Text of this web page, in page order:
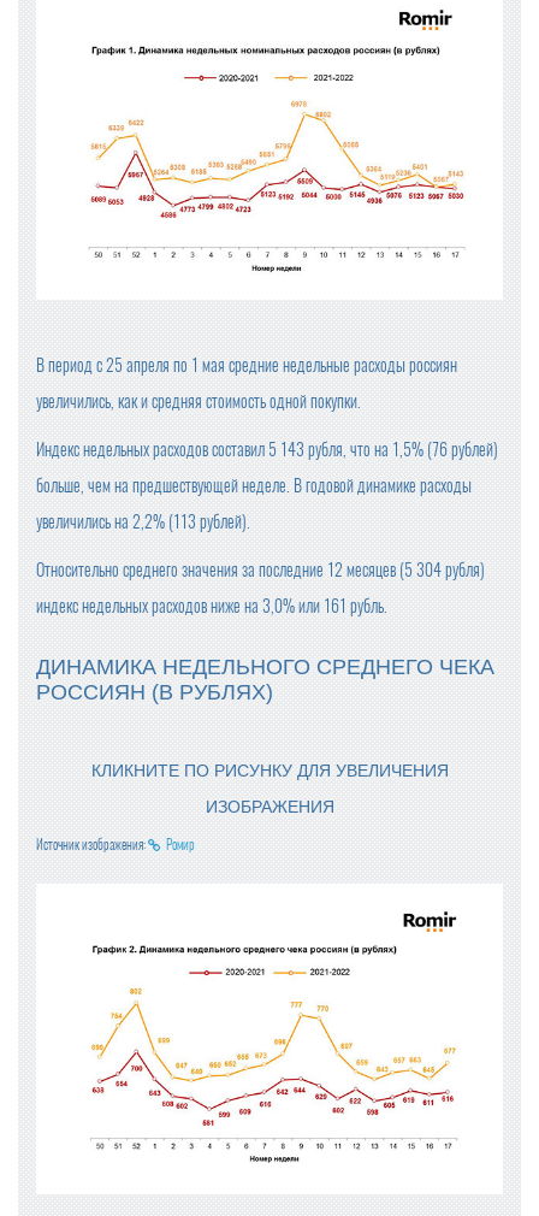
В период с 25 апреля по 1 мая средние недельные расходы россиян
увеличились, как и средняя стоимость одной покупки.
Индекс недельных расходов составил 5 143 рубля, что на 1,5% (76 рублей)
больше, чем на предшествующей неделе. В годовой динамике расходы
увеличились на 2,2% (113 рублей).
Относительно среднего значения за последние 12 месяцев (5 304 рубля)
индекс недельных расходов ниже на 3,0% или 161 рубль.
ДИНАМИКА НЕДЕЛЬНОГО СРЕДНЕГО ЧЕКА
РОССИЯН (В РУБЛЯХ)
КЛИКНИТЕ ПО РИСУНКУ ДЛЯ УВЕЛИЧЕНИЯ
ИЗОБРАЖЕНИЯ
Источник изображения: Ромир